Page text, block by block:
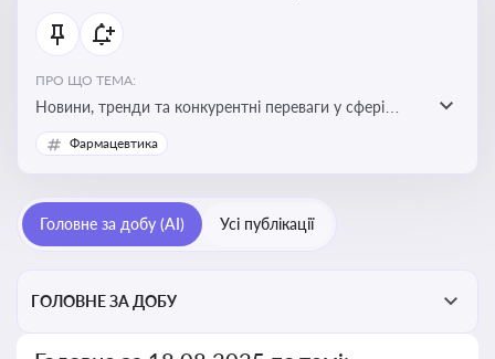
ПРО ЩО ТЕМА:
Новини, тренди та конкурентні переваги у сфері
стоматологічних послуг. Використання новітніх
технологій та стратегій для покращення
Фармацевтика
Головне за добу (AI) Усі публікації
ГОЛОВНЕ ЗА ДОБУ